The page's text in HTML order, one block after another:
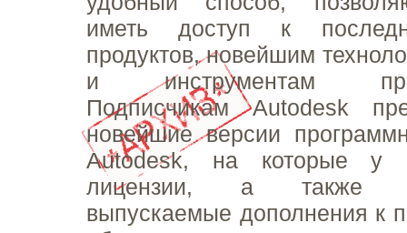
иметь доступ к
продуктов, новейшим
и инструментам
Подписчикам Autodesk
новейшие версии
Autodesk, на которые у
лицензии, а также
выпускаемые дополнения к